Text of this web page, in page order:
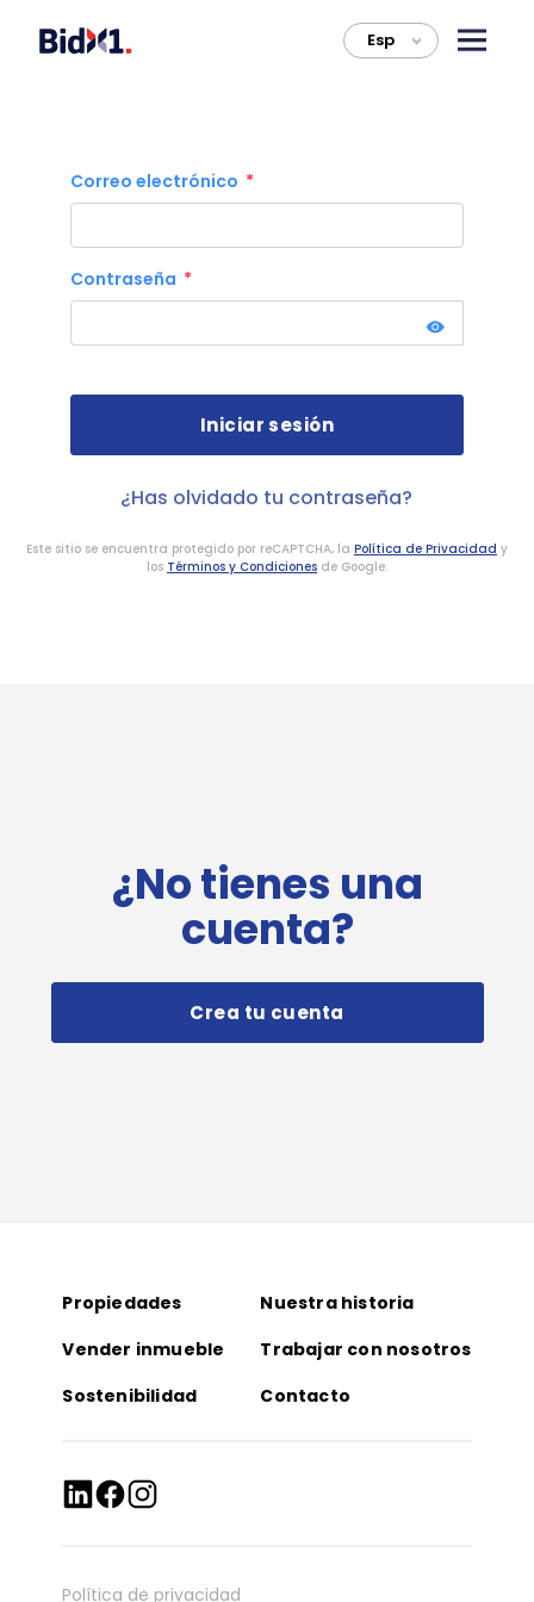
Esp >
¿No tienes una
cuenta?
Crea tu cuenta
Correo electrónico
Contraseña
¿Has olvidado tu contraseña?
Este sitio se encuentra protegido por reCAPTCHA, la Política de Privacidad y
los Términos y Condiciones de Google.
Propiedades
Nuestra historia
Vender inmueble
Trabajar con nosotros
Sostenibilidad
Contacto
Política de privacidad